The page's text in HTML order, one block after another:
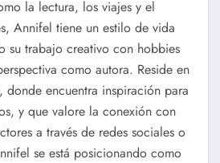
la lectura, los viajes y el
Annifel tiene un estilo de vida
su trabajo creativo con hobbies
como autora. Reside en
donde encuentra inspiración para
y que valore la conexión con
a través de redes sociales o
se está posicionando como